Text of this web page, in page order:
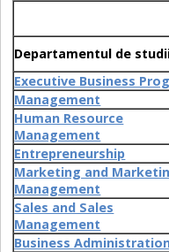
Departamentul de
Executive Business
Management
Human Resource
Management
Entrepreneurship
Marketing and
Management
Sales and Sales
Management
Business